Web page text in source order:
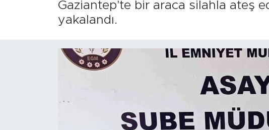
Gaziantep'te bir araca silahla ateş
yakalandı.